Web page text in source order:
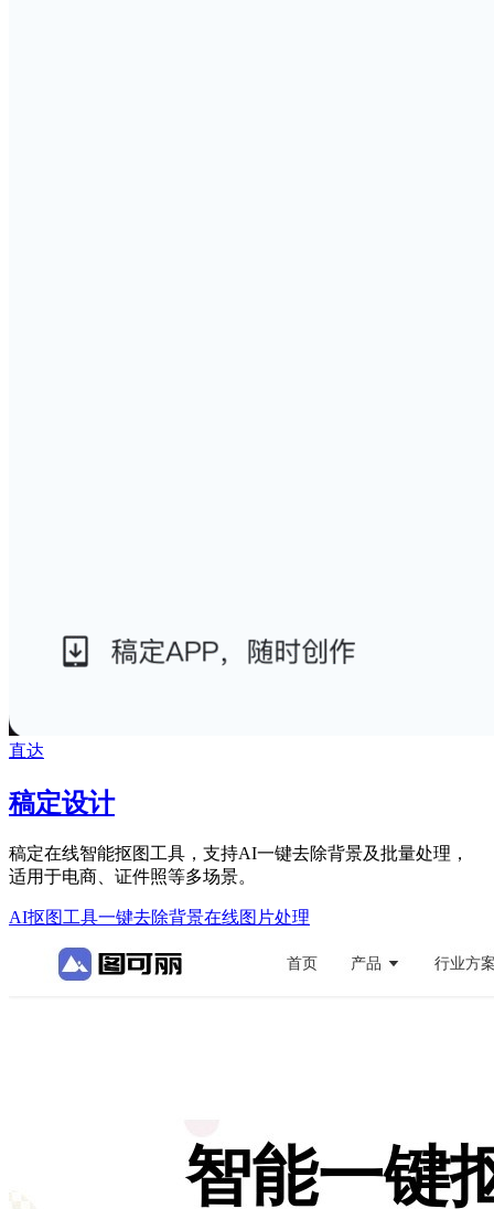
直达
稿定设计
稿定在线智能抠图工具，支持AI一键去除背景及批量处理，
适用于电商、证件照等多场景。
AI抠图工具一键去除背景在线图片处理